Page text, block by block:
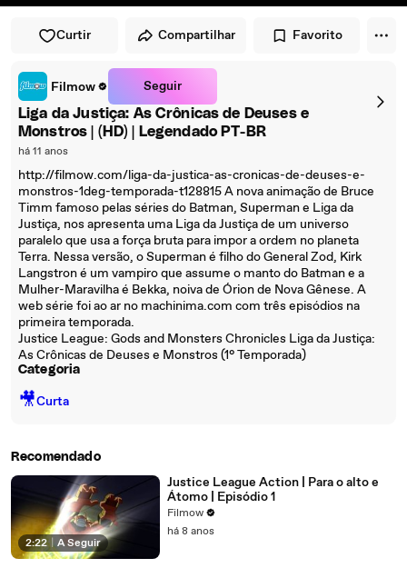
Curtir Compartilhar Favorito
Filmow Seguir
Liga da Justiça: As Crônicas de Deuses e
Monstros | (HD) | Legendado PT-BR
há 11 anos
http://filmow.com/liga-da-justica-as-cronicas-de-deuses-e-
monstros-1deg-temporada-t128815 A nova animação de Bruce
Timm famoso pelas séries do Batman, Superman e Liga da
Justiça, nos apresenta uma Liga da Justiça de um universo
paralelo que usa a força bruta para impor a ordem no planeta
Terra. Nessa versão, o Superman é filho do General Zod, Kirk
Langstron é um vampiro que assume o manto do Batman e a
Mulher-Maravilha é Bekka, noiva de Órion de Nova Gênese. A
web série foi ao ar no machinima.com com três episódios na
primeira temporada.
Justice League: Gods and Monsters Chronicles Liga da Justiça:
As Crônicas de Deuses e Monstros (1° Temporada)
Categoria
🎥Curta
Recomendado
2:22 | A Seguir
Justice League Action | Para o alto e
Átomo | Episódio 1
Filmow
há 8 anos